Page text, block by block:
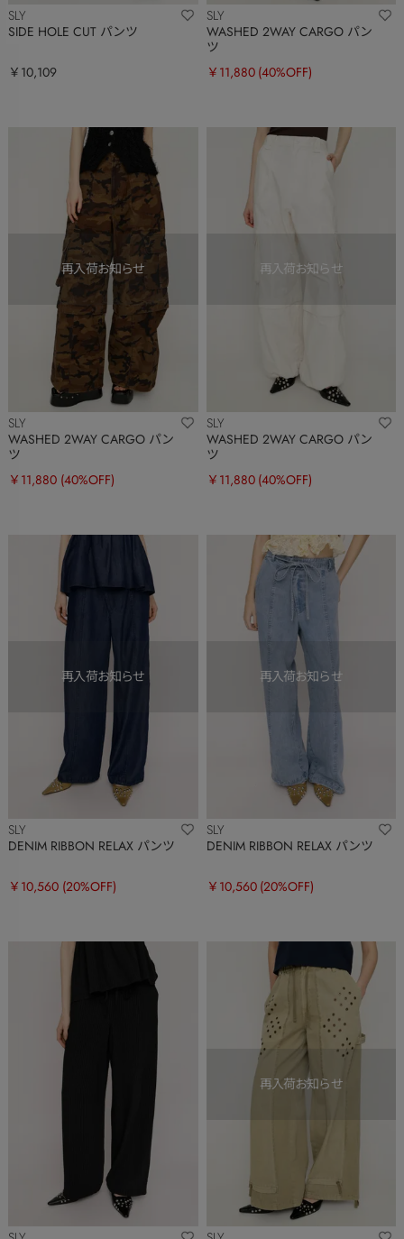
SLY
SIDE HOLE CUT パンツ
￥10,109
SLY
WASHED 2WAY CARGO パン
ツ
￥11,880 (40%OFF)
SLY
WASHED 2WAY CARGO パン
ツ
￥11,880 (40%OFF)
SLY
WASHED 2WAY CARGO パン
ツ
￥11,880 (40%OFF)
SLY
DENIM RIBBON RELAX パンツ
￥10,560 (20%OFF)
SLY
DENIM RIBBON RELAX パンツ
￥10,560 (20%OFF)